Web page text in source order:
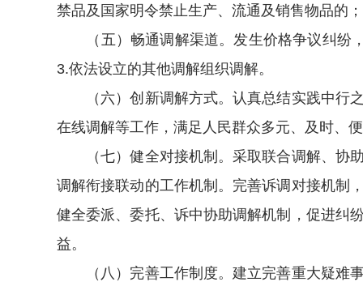
禁品及国家明令禁止生产、流通及销售物品的
（五）畅通调解渠道。发生价格争议纠纷，
3.依法设立的其他调解组织调解。
（六）创新调解方式。认真总结实践中行之
在线调解等工作，满足人民群众多元、及时、
（七）健全对接机制。采取联合调解、协助
调解衔接联动的工作机制。完善诉调对接机制
健全委派、委托、诉中协助调解机制，促进纠
益。
（八）完善工作制度。建立完善重大疑难事